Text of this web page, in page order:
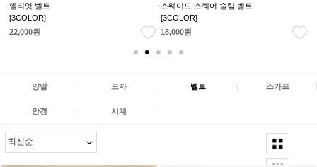
클래식 체인 벨트
[3COLOR]
27,000원
D 앤틱 레더 벨트
[3COLOR]
25,000원
양말 | 모자 | 벨트 | 스카프 |
안경 | 시계 |